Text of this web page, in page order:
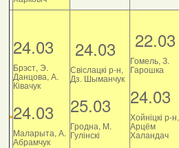
24.03
Брэст, Э.
Данцова, А.
Ківачук
24.03
Маларыта, А.
Абрамчук
24.03
Свіслацкі р-н,
Дз. Шыманчук
25.03
Гродна, М.
Гулінскі
22.03
Гомель, З.
Гарошка
24.03
Хойніцкі р-н,
Арцём
Халандач